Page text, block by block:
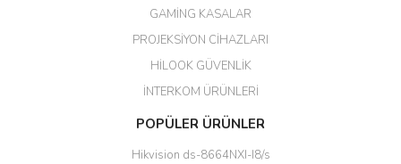
Her şey için teşekkür ederim çok
Erdal Cingöz | 07/02/2026
Başarılı. Bu vasıfta bir ürünü bu
kadar uygun fiyata bulabilmek
büyük şans. Güvenliticaret
GAMİNG KASALAR
PROJEKSİYON CİHAZLARI
HİLOOK GÜVENLİK
İNTERKOM ÜRÜNLERİ
POPÜLER ÜRÜNLER
Hikvision ds-8664NXI-I8/s